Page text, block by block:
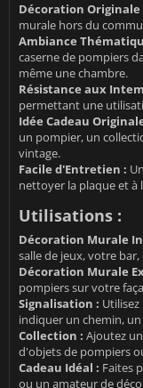
Décoration Originale
murale hors du
Ambiance
caserne de pompiers
même une chambre.
Résistance aux
permettant une
Idée Cadeau
un pompier, un
vintage.
Facile d'Entretien :
nettoyer la plaque et à
Utilisations :
Décoration Murale
salle de jeux, votre
Décoration Murale
pompiers sur votre
Signalisation :
indiquer un chemin,
Collection : Ajoutez
d'objets de pompiers
Cadeau Idéal : Faites
ou un amateur de